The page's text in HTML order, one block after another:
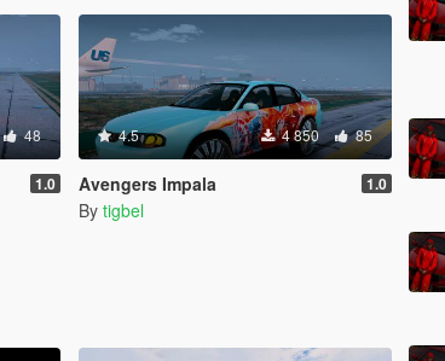
48
1.0
4.5 4 850 85
Avengers Impala 1.0
By tigbel